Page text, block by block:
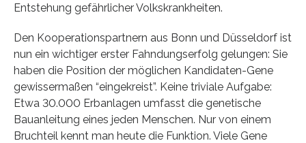
Entstehung gefährlicher Volkskrankheiten.
Den Kooperationspartnern aus Bonn und Düsseldorf ist
nun ein wichtiger erster Fahndungserfolg gelungen: Sie
haben die Position der möglichen Kandidaten-Gene
gewissermaßen “eingekreist”. Keine triviale Aufgabe:
Etwa 30.000 Erbanlagen umfasst die genetische
Bauanleitung eines jeden Menschen. Nur von einem
Bruchteil kennt man heute die Funktion. Viele Gene